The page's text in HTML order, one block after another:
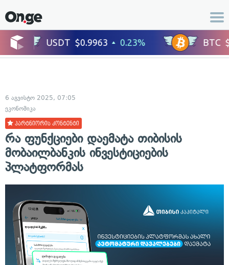
6 აგვისტო 2025, 07:05
ეკონომიკა
პარტნიორის კონტენტი
რა ფუნქციები დაემატა თიბისის
მობაილბანკის ინვესტიციების
პლატფორმას